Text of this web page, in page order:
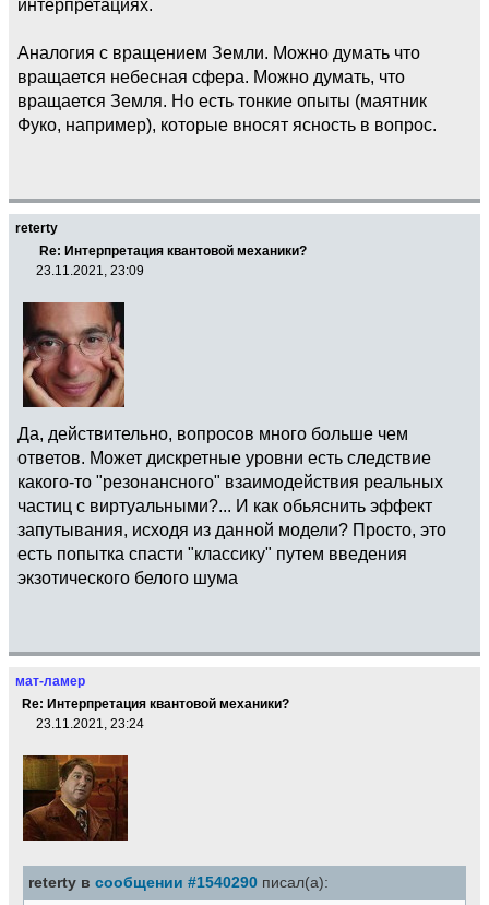
интерпретациях.
Аналогия с вращением Земли. Можно думать что
вращается небесная сфера. Можно думать, что
вращается Земля. Но есть тонкие опыты (маятник
Фуко, например), которые вносят ясность в вопрос.
reterty
Re: Интерпретация квантовой механики?
23.11.2021, 23:09
Да, действительно, вопросов много больше чем
ответов. Может дискретные уровни есть следствие
какого-то "резонансного" взаимодействия реальных
частиц с виртуальными?... И как обьяснить эффект
запутывания, исходя из данной модели? Просто, это
есть попытка спасти "классику" путем введения
экзотического белого шума
мат-ламер
Re: Интерпретация квантовой механики?
23.11.2021, 23:24
reterty в сообщении #1540290 писал(а):